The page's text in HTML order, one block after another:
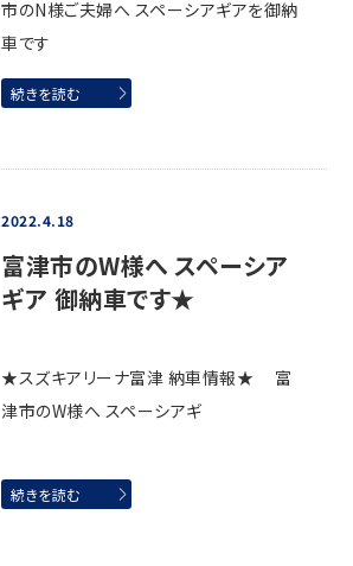
市のN様ご夫婦へ スペーシアギアを御納
車です
続きを読む
2022.4.18
富津市のW様へ スペーシア
ギア 御納車です★
★スズキアリーナ富津 納車情報★ 富
津市のW様へ スペーシアギ
続きを読む